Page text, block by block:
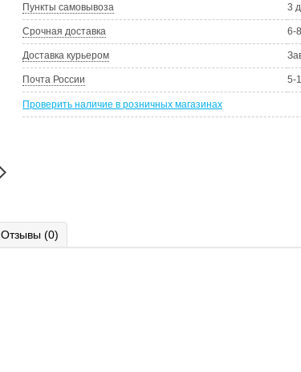
Пункты самовывоза 3
Срочная доставка 6-
Доставка курьером
Почта России 5-
Проверить наличие в розничных магазинах
Отзывы (0)